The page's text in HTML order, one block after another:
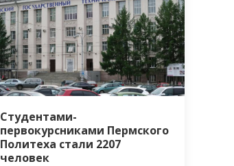
Студентами-
первокурсниками Пермского
Политеха стали 2207
человек